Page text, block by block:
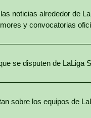
noticias alrededor de
y convocatorias
se disputen de LaLiga
sobre los equipos de